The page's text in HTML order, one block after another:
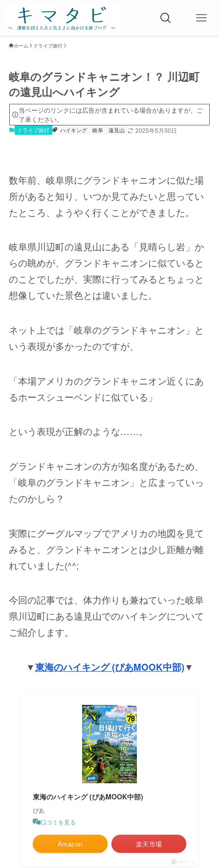
ホーム ドライブ旅行
岐阜のグランドキャニオン！？ 川辺町
の遠見山へハイキング
当ページのリンクには広告が含まれている場合がありますが、ご
了承ください。
ドライブ旅行 ハイキング 岐阜 遠見山 2025年5月30日
数年前、岐阜県にグランドキャニオンに似た場
所があると知り、いつか見てみたいと思ってい
たところ、ようやく行くことができました。
岐阜県川辺町の遠見山にある「見晴らし岩」か
らの眺めが、グランドキャニオンに似ていると
のことでしたが、実際に行ってみるとちょっと
想像していた景色とは違いました。
ネット上では「岐阜のグランドキャニオン」と
いう表現が多かったのですが、
「本場アメリカのグランドキャニオン近くにあ
るホースシューベンドに似ている」
という表現が正解のような……。
グランドキャニオンの方が知名度があるため、
「岐阜のグランドキャニオン」と広まっていっ
たのかしら？
実際にグーグルマップでアメリカの地図を見て
みると、グランドキャニオンとは少し距離が離
れていました(^^;
今回の記事では、体力作りも兼ねていった岐阜
県川辺町にある遠見山でのハイキングについて
ご紹介します。
▼東海のハイキング (ぴあMOOK中部)▼
東海のハイキング (ぴあMOOK中部)
ぴあ
口コミを見る
Amazon 楽天市場
ポチップ